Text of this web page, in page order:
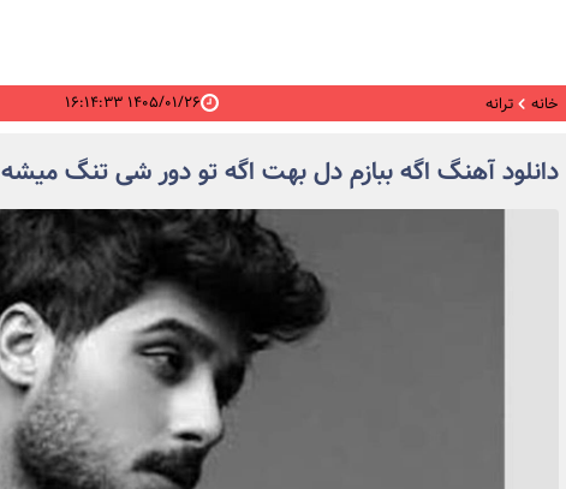
خانه ترانه ۱۴۰۵/۰۱/۲۶ ۱۶:۱۴:۳۳
دانلود آهنگ اگه ببازم دل بهت اگه تو دور شی تنگ میشه